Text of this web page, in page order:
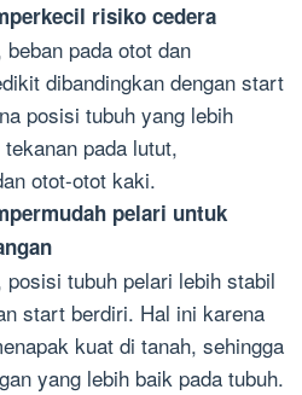
risiko cedera
pada otot dan
dibandingkan dengan start
posisi tubuh yang lebih
pada lutut,
otot-otot kaki.
pelari untuk
tubuh pelari lebih stabil
start berdiri. Hal ini karena
kuat di tanah, sehingga
yang lebih baik pada tubuh.